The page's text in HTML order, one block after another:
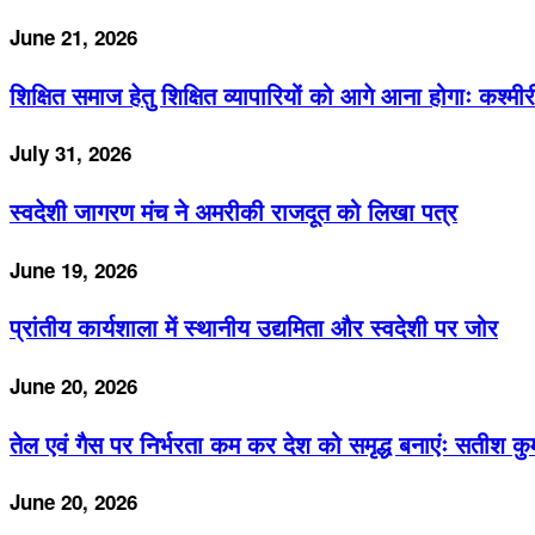
June 21, 2026
शिक्षित समाज हेतु शिक्षित व्यापारियों को आगे आना होगाः
July 31, 2026
स्वदेशी जागरण मंच ने अमरीकी राजदूत को लिखा पत्र
June 19, 2026
प्रांतीय कार्यशाला में स्थानीय उद्यमिता और स्वदेशी पर जोर
June 20, 2026
तेल एवं गैस पर निर्भरता कम कर देश को समृद्ध बनाएंः सतीश
June 20, 2026